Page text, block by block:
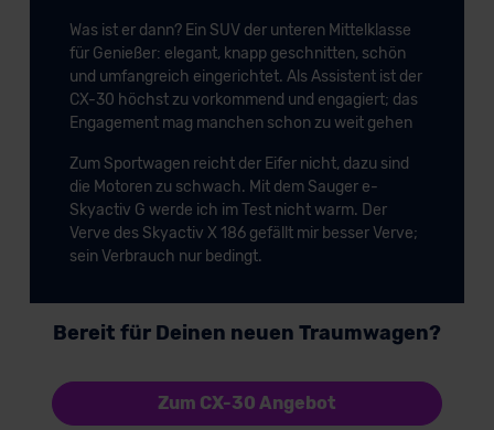
Was ist er dann? Ein SUV der unteren Mittelklasse
für Genießer: elegant, knapp geschnitten, schön
und umfangreich eingerichtet. Als Assistent ist der
CX-30 höchst zu vorkommend und engagiert; das
Engagement mag manchen schon zu weit gehen
Zum Sportwagen reicht der Eifer nicht, dazu sind
die Motoren zu schwach. Mit dem Sauger e-
Skyactiv G werde ich im Test nicht warm. Der
Verve des Skyactiv X 186 gefällt mir besser Verve;
sein Verbrauch nur bedingt.
Bereit für Deinen neuen Traumwagen?
Zum CX-30 Angebot